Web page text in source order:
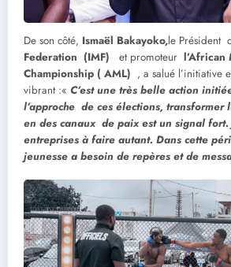
De son côté, Ismaël Bakayoko,le Président
Federation (IMF)
et promoteur l’African
Championship ( AML) , a salué l’initiative
vibrant :« C’est une très belle action
l’approche de ces élections, transformer
en des canaux de paix est un signal fort.
entreprises à faire autant. Dans cette
jeunesse a besoin de repères et de